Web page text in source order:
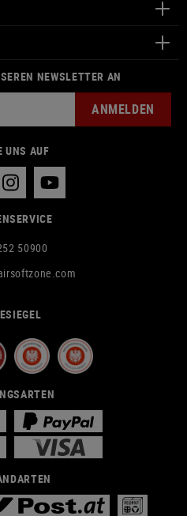
NEWSLETTER AN
ANMELDEN
UNS AUF
50900